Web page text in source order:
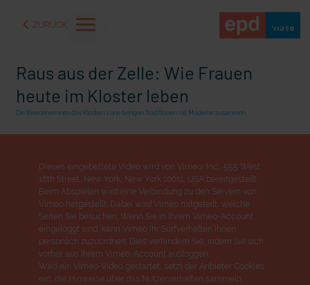
ZURÜCK
oder "Deppen der "Wir bauen Cherson wieder auf" - Optimismus in der
Raus aus der Zelle: Wie Frauen
heute im Kloster leben
Die Bewohnerinnen des Klosters Lüne bringen Traditionen mit Moderne zusammen
Dieses eingebettete Video wird von Vimeo, Inc., 555 West
18th Street, New York, New York 10011, USA bereitgestellt.
Beim Abspielen wird eine Verbindung zu den Servern von
Vimeo hergestellt. Dabei wird Vimeo mitgeteilt, welche
Seiten Sie besuchen. Wenn Sie in Ihrem Vimeo-Account
eingeloggt sind, kann Vimeo Ihr Surfverhalten Ihnen
persönlich zuzuordnen. Dies verhindern Sie, indem Sie sich
vorher aus Ihrem Vimeo-Account ausloggen.
Wird ein Vimeo-Video gestartet, setzt der Anbieter Cookies
ein, die Hinweise über das Nutzerverhalten sammeln.